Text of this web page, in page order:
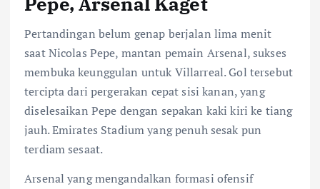
Pertandingan belum genap berjalan lima menit
saat Nicolas Pepe, mantan pemain Arsenal, sukses
membuka keunggulan untuk Villarreal. Gol tersebut
tercipta dari pergerakan cepat sisi kanan, yang
diselesaikan Pepe dengan sepakan kaki kiri ke tiang
jauh. Emirates Stadium yang penuh sesak pun
terdiam sesaat.
Arsenal yang mengandalkan formasi ofensif